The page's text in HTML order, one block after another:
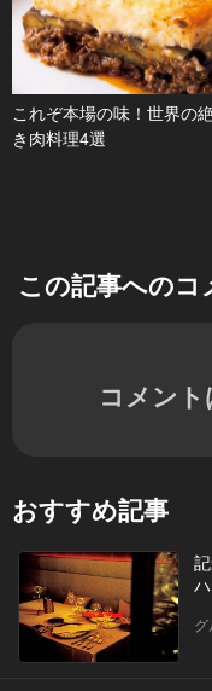
これぞ本場の味！世界の
き肉料理4選
この記事へのコ
コメント
おすすめ記事
グ